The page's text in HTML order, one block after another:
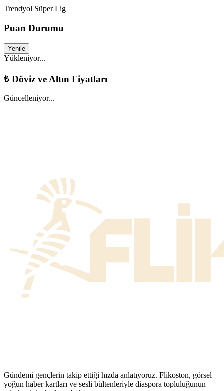
Trendyol Süper Lig
Puan Durumu
Yenile
Yükleniyor...
₺ Döviz ve Altın Fiyatları
Güncelleniyor...
Gündemi gençlerin takip ettiği hızda anlatıyoruz. Flikoston, görsel
yoğun haber kartları ve sesli bültenleriyle diaspora topluluğunun